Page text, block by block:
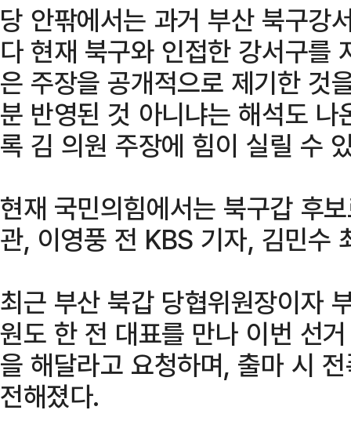
당 안팎에서는 과거 부산 북구강
다 현재 북구와 인접한 강서구를
은 주장을 공개적으로 제기한 것
분 반영된 것 아니냐는 해석도
록 김 의원 주장에 힘이 실릴 수
현재 국민의힘에서는 북구갑 후
관, 이영풍 전 KBS 기자, 김민수
최근 부산 북갑 당협위원장이자
원도 한 전 대표를 만나 이번 선
을 해달라고 요청하며, 출마 시
전해졌다.